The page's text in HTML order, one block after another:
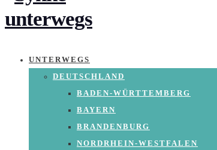
UNTERWEGS
DEUTSCHLAND
BADEN-WÜRTTEMBERG
BAYERN
BRANDENBURG
NORDRHEIN-WESTFALEN